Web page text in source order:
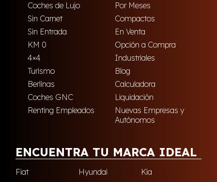
Coches de Lujo
Por Meses
Sin Carnet
Compactos
Sin Entrada
En Venta
KM 0
Opción a Compra
4×4
Industriales
Turismo
Blog
Berlinas
Calculadora
Coches GNC
Liquidación
Renting Empleados
Nuevas Empresas y
Autónomos
ENCUENTRA TU MARCA IDEAL
Fiat Hyundai
Kia